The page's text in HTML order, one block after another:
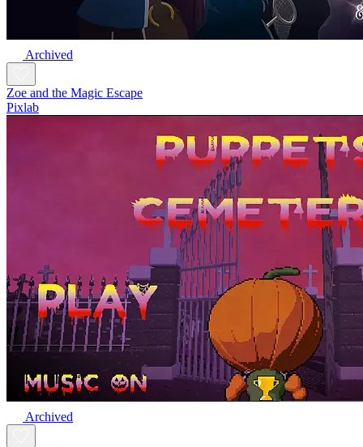
Archived
Zoe and the Magic Escape
Pixlab
Archived